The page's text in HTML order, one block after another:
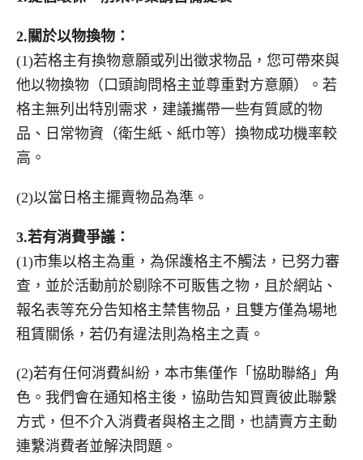
2. 關於以物換物：
(1)若格主有換物意願或列出徵求物品，您可帶來與
他以物換物（口頭詢問格主並尊重對方意願）。若
格主無列出特別需求，建議攜帶一些有質感的物
品、日常物資（衛生紙、紙巾等）換物成功機率較
高。
(2)以當日格主擺賣物品為準。
3.若有消費爭議：
(1)市集以格主為重，為保護格主不觸法，已努力審
查，並於活動前於剔除不可販售之物，且於網站、
報名表等充分告知格主禁售物品，且雙方僅為場地
租賃關係，若仍有違法則為格主之責。
(2)若有任何消費糾紛，本市集僅作「協助聯絡」角
色。我們會在通知格主後，協助告知買賣彼此聯繫
方式，但不介入消費者與格主之間，也請賣方主動
連繫消費者並解決問題。